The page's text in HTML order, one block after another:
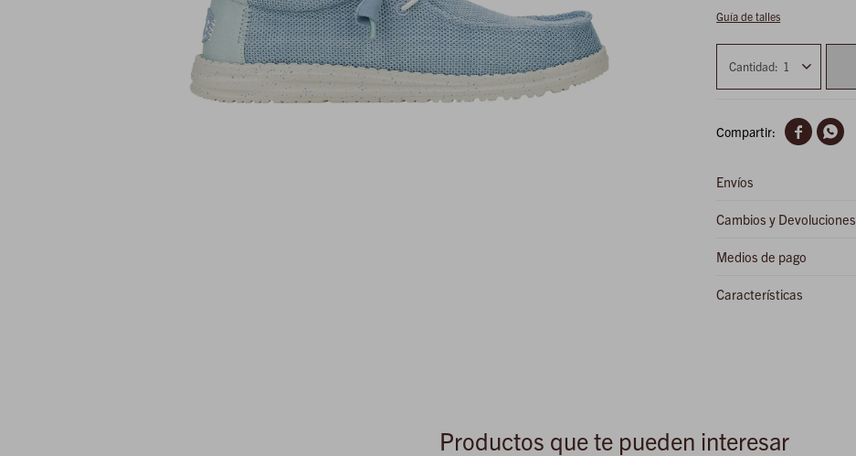
Guía de talles
1
 
Envíos
Cambios y Devoluciones
Medios de pago
Características
Productos que te pueden interesar